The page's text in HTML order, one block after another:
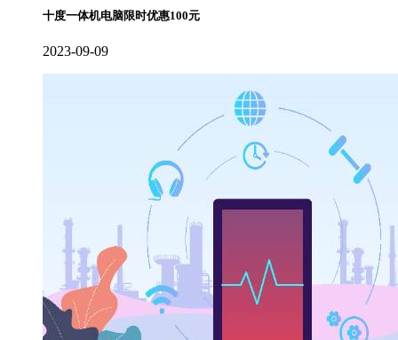
十度一体机电脑限时优惠100元
2023-09-09